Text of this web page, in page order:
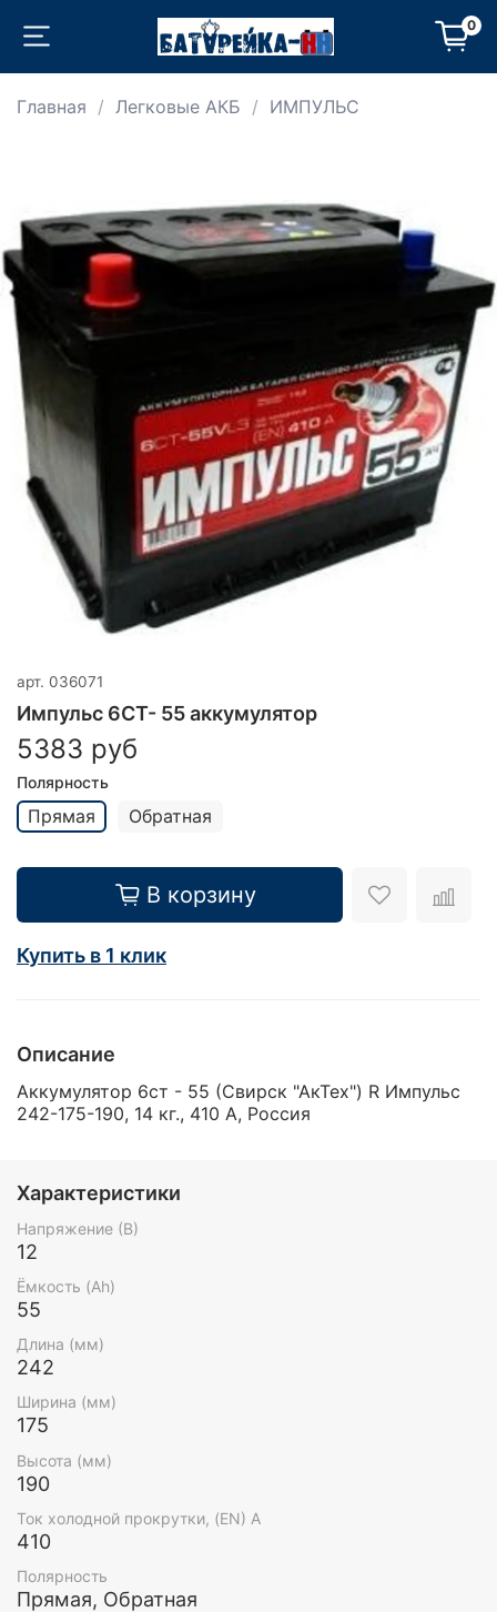
0
Главная Легковые АКБ ИМПУЛЬС
арт. 036071
Импульс 6СТ- 55 аккумулятор
5383 руб
Полярность
Прямая Обратная
В корзину
Купить в 1 клик
Описание
Аккумулятор 6ст - 55 (Свирск "АкТех") R Импульс
242-175-190, 14 кг., 410 А, Россия
Характеристики
Напряжение (В)
12
Ёмкость (Ah)
55
Длина (мм)
242
Ширина (мм)
175
Высота (мм)
190
Ток холодной прокрутки, (EN) А
410
Полярность
Прямая, Обратная